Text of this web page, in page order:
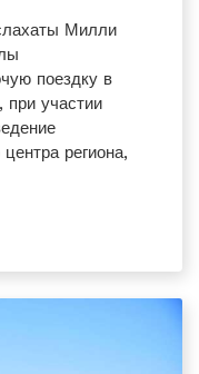
Милли
поездку в
при участии
региона,